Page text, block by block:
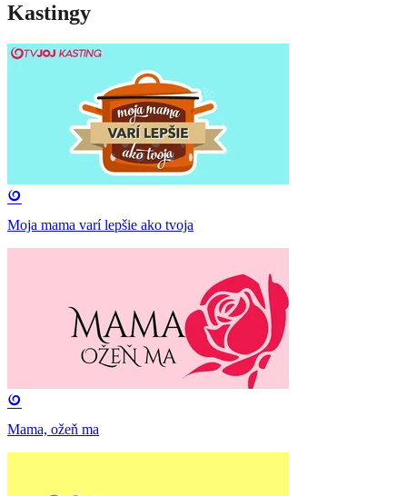
Kastingy
Moja mama varí lepšie ako tvoja
Mama, ožeň ma